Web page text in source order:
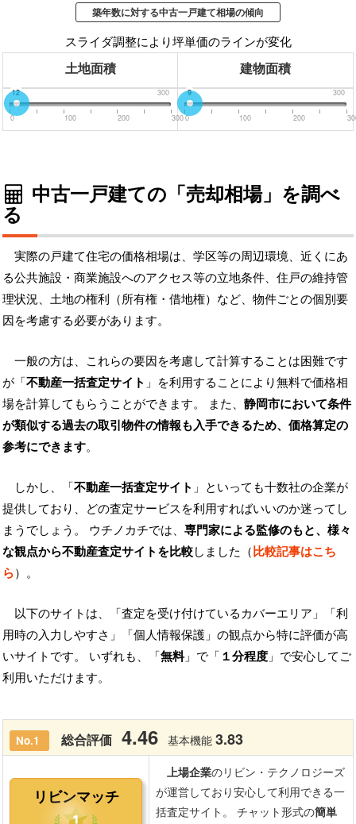
築年数に対する中古一戸建て相場の傾向
スライダ調整により坪単価のラインが変化
土地面積 建物面積
0 300
12
0 100 200 300
0 300
9
0 100 200
中古一戸建ての「売却相場」を調べ
る
実際の戸建て住宅の価格相場は、学区等の周辺環境、近くにあ
る公共施設・商業施設へのアクセス等の立地条件、住戸の維持管
理状況、土地の権利（所有権・借地権）など、物件ごとの個別要
因を考慮する必要があります。
一般の方は、これらの要因を考慮して計算することは困難です
が「不動産一括査定サイト 」を利用することにより無料で価格相
場を計算してもらうことができます。 また、 静岡市において条件
が類似する過去の取引物件の情報も入手できるため、価格算定の
参考にできます。
しかし、「不動産一括査定サイト 」といっても十数社の企業が
提供しており、どの査定サービスを利用すればいいのか迷ってし
まうでしょう。 ウチノカチでは、 専門家による監修のもと、様々
な観点から不動産査定サイトを比較しました（比較記事はこち
ら）。
以下のサイトは、「査定を受け付けているカバーエリア」「利
用時の入力しやすさ」「個人情報保護」の観点から特に評価が高
いサイトです。 いずれも、「無料」で「 １分程度 」で安心してご
利用いただけます。